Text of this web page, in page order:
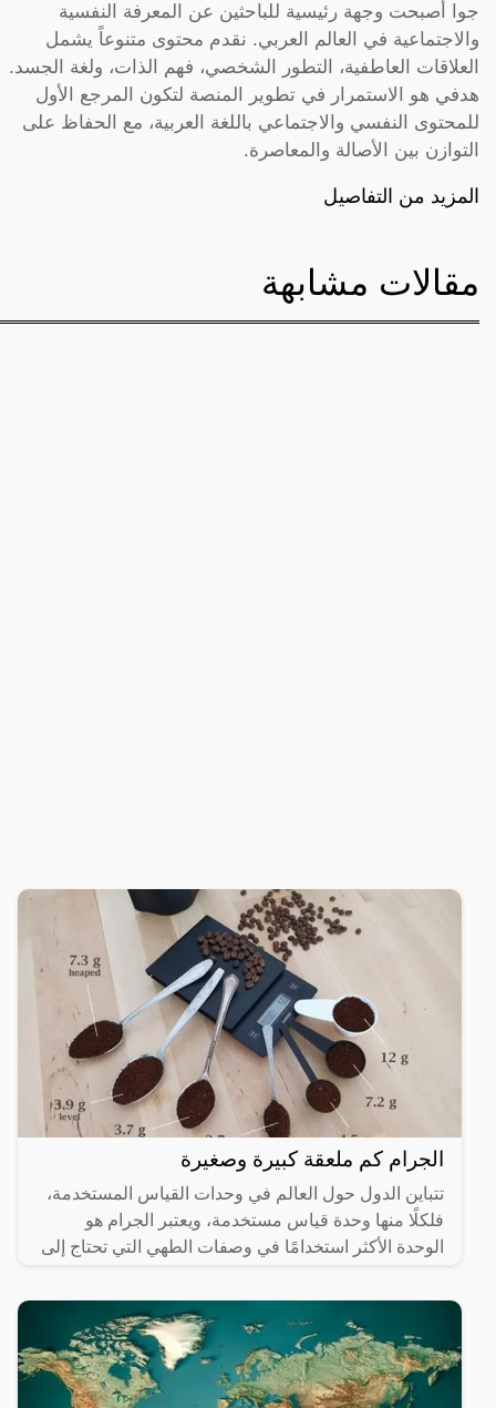
جوا أصبحت وجهة رئيسية للباحثين عن المعرفة النفسية
والاجتماعية في العالم العربي. نقدم محتوى متنوعاً يشمل
العلاقات العاطفية، التطور الشخصي، فهم الذات، ولغة الجسد.
هدفي هو الاستمرار في تطوير المنصة لتكون المرجع الأول
للمحتوى النفسي والاجتماعي باللغة العربية، مع الحفاظ على
التوازن بين الأصالة والمعاصرة.
المزيد من التفاصيل
مقالات مشابهة
الجرام كم ملعقة كبيرة وصغيرة
تتباين الدول حول العالم في وحدات القياس المستخدمة،
فلكلًا منها وحدة قياس مستخدمة، ويعتبر الجرام هو
الوحدة الأكثر استخدامًا في وصفات الطهي التي تحتاج إلى